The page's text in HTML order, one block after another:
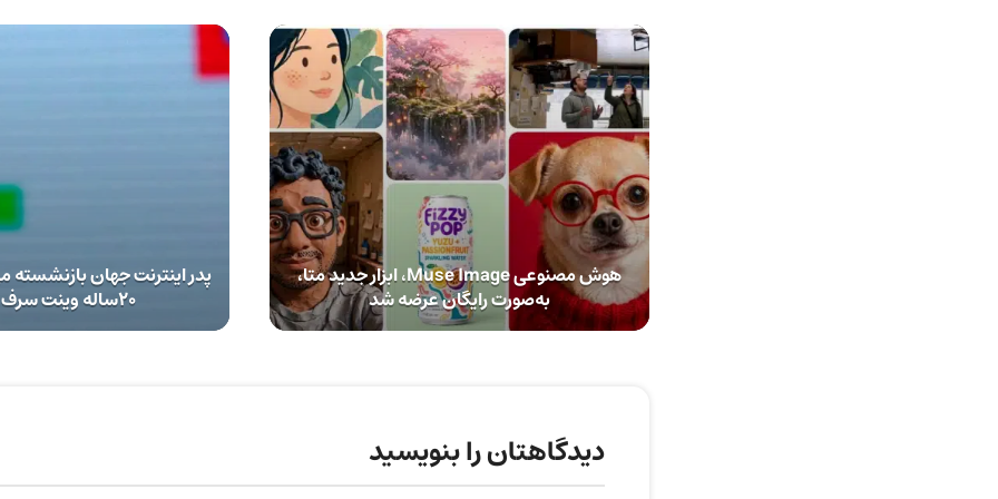
پدر اینترنت جهان بازنشسته
20ساله وینت سرف در گوگل
هوش مصنوعی Muse Image، ابزار جدید متا،
به‌صورت رایگان عرضه شد
دیدگاهتان را بنویسید